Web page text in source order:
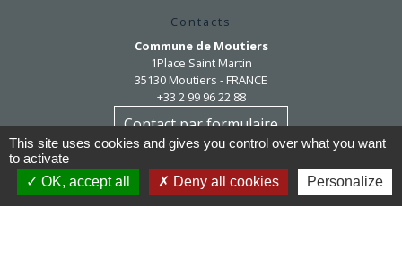
Contacts
Commune de Moutiers
1Place Saint Martin
35130 Moutiers - FRANCE
+33 2 99 96 22 88
Contact par formulaire
Horaires d'ouverture
Mardi au vendredi : 9h / 12h30
Après-midi et samedi matin sur rendez-vous
This site uses cookies and gives you control over what you want
to activate
OK, accept all
Deny all cookies Personalize